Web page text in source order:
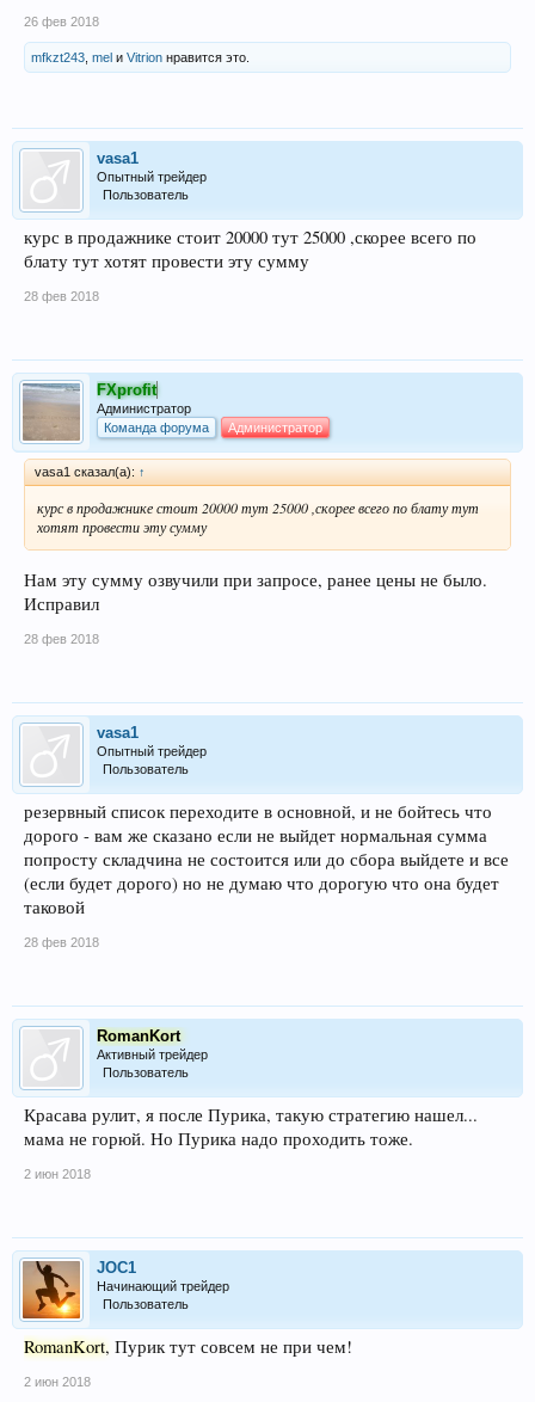
26 фев 2018
mfkzt243 mel и Vitrion нравится это.
vasa1
Опытный трейдер
Пользователь
курс в продажнике стоит 20000 тут 25000 ,скорее всего по
блату тут хотят провести эту сумму
28 фев 2018
FXprofit
Администратор
Команда форума
Администратор
vasa1 сказал(а): ↑
курс в продажнике стоит 20000 тут 25000 ,скорее всего по блату тут
хотят провести эту сумму
Нам эту сумму озвучили при запросе, ранее цены не было.
Исправил
28 фев 2018
vasa1
Опытный трейдер
Пользователь
резервный список переходите в основной, и не бойтесь что
дорого - вам же сказано если не выйдет нормальная сумма
попросту складчина не состоится или до сбора выйдете и все
(если будет дорого) но не думаю что дорогую что она будет
таковой
28 фев 2018
RomanKort
Активный трейдер
Пользователь
Красава рулит, я после Пурика, такую стратегию нашел...
мама не горюй. Но Пурика надо проходить тоже.
2 июн 2018
JOC1
Начинающий трейдер
Пользователь
RomanKort, Пурик тут совсем не при чем!
2 июн 2018